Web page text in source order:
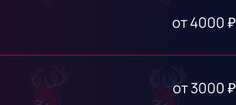
от4000 ₽
от3000 ₽